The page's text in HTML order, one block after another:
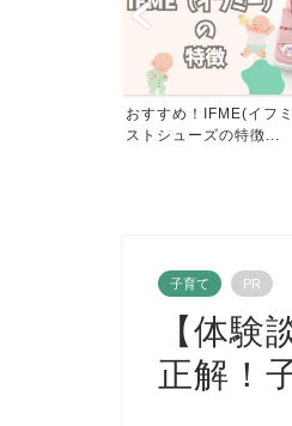
おすすめ！IFME(イフ
ストシューズの特徴...
子育て PR
【体
正解！